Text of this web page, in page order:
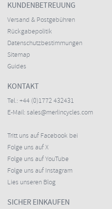
KUNDENBETREUUNG
Versand & Postgebühren
Rückgabepolitik
Datenschutzbestimmungen
Sitemap
Guides
KONTAKT
Tel.: +44 (0)1772 432431
E-Mail: sales@merlincycles.com
Tritt uns auf Facebook bei
Folge uns auf X
Folge uns auf YouTube
Folge uns auf Instagram
Lies unseren Blog
SICHER EINKAUFEN